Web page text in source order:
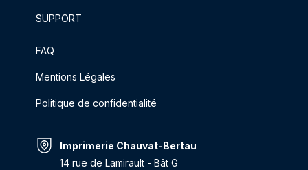
SUPPORT
FAQ
Mentions Légales
Politique de confidentialité
Imprimerie Chauvat-Bertau
14 rue de Lamirault - Bât G